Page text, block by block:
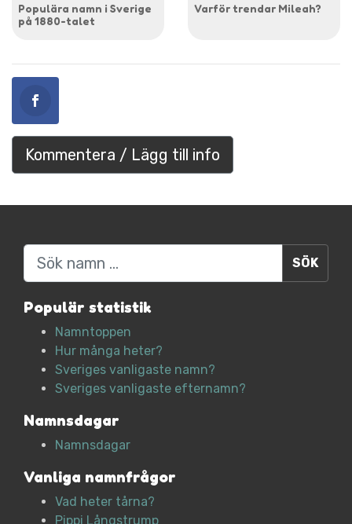
Populära namn i Sverige
på 1880-talet
Varför trendar Mileah?
Kommentera / Lägg till info
Sök
Populär statistik
Namntoppen
Hur många heter?
Sveriges vanligaste namn?
Sveriges vanligaste efternamn?
Namnsdagar
Namnsdagar
Vanliga namnfrågor
Vad heter tårna?
Pippi Långstrump